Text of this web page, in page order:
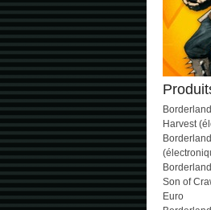
Harvest
Son of
Euro